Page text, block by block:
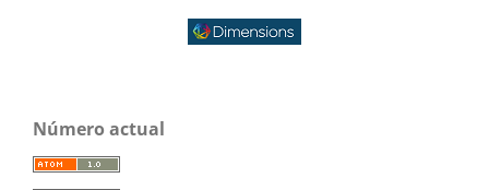
Número actual